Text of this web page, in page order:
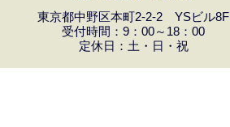
東京都中野区本町2-2-2 YSビル8F
受付時間：9：00～18：00
定休日：土・日・祝